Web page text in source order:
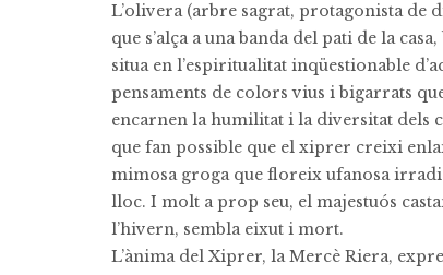
L’olivera (arbre sagrat, protagonista de
que s’alça a una banda del pati de la
situa en l’espiritualitat inqüestionable
pensaments de colors vius i bigarrats
encarnen la humilitat i la diversitat dels
que fan possible que el xiprer creixi
mimosa groga que floreix ufanosa
lloc. I molt a prop seu, el majestuós
l’hivern, sembla eixut i mort.
L’ànima del Xiprer, la Mercè Riera,